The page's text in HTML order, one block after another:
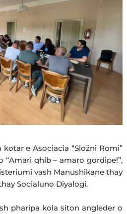
e Asociacia “Složni Romi”
“Amari qhib – amaro gordipe!”,
vash Manushikane thay
Socialuno Diyalogi.
pharipa kola siton angleder o